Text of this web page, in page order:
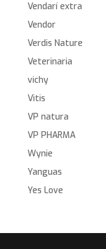
Vendarí extra
Vendor
Verdis Nature
Veterinaria
vichy
Vitis
VP natura
VP PHARMA
Wynie
Yanguas
Yes Love